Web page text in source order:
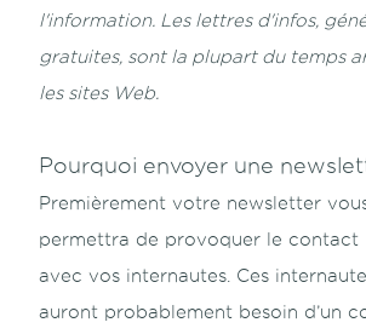
l'information. Les lettres d'infos,
gratuites, sont la plupart du temps
les sites Web.
Pourquoi envoyer une
Premièrement votre newsletter
permettra de provoquer le contact
avec vos internautes. Ces
auront probablement besoin d’un